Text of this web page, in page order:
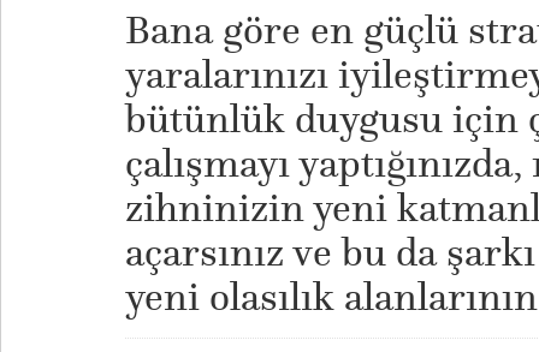
​Bana göre en güçlü
yaralarınızı
bütünlük duygusu için
çalışmayı
zihninizin yeni
açarsınız ve bu da
yeni olasılık